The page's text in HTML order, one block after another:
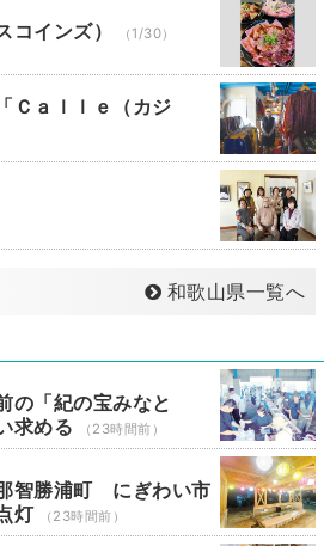
コインズ） （1/30）
Ｃａｌｌｅ（カジ
和歌山県一覧へ
「紀の宝みなと
求める
（23時間前）
勝浦町 にぎわい市
灯
（23時間前）